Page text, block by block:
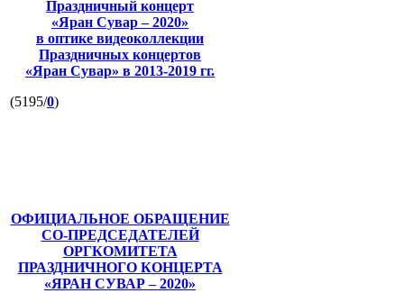
Праздничный концерт
«Яран Сувар – 2020»
в оптике видеоколлекции
Праздничных концертов
«Яран Сувар» в 2013-2019 гг.
(5195/0)
ОФИЦИАЛЬНОЕ ОБРАЩЕНИЕ
СО-ПРЕДСЕДАТЕЛЕЙ
ОРГКОМИТЕТА
ПРАЗДНИЧНОГО КОНЦЕРТА
«ЯРАН СУВАР – 2020»